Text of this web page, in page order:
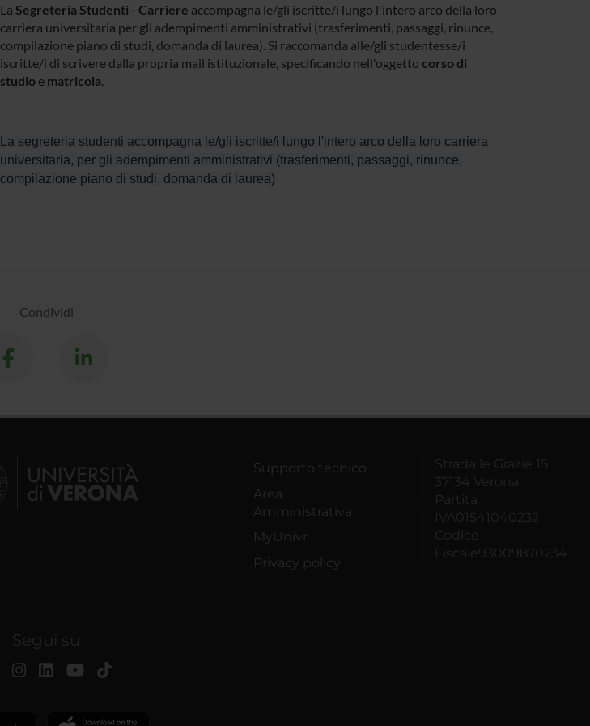
La Segreteria Studenti - Carriere accompagna le/gli iscritte/i lungo l'intero arco della loro
carriera universitaria per gli adempimenti amministrativi (trasferimenti, passaggi, rinunce,
compilazione piano di studi, domanda di laurea). Si raccomanda alle/gli studentesse/i
iscritte/i di scrivere dalla propria mail istituzionale, specificando nell'oggetto corso di
studioe matricola.
La segreteria studenti accompagna le/gli iscritte/i lungo l'intero arco della loro carriera
universitaria, per gli adempimenti amministrativi (trasferimenti, passaggi, rinunce,
compilazione piano di studi, domanda di laurea)
Condividi
Supporto tecnico
Area
Amministrativa
MyUnivr
Privacy policy
Strada le Grazie 15
37134 Verona
Partita
IVA01541040232
Codice
Fiscale93009870234
Segui su